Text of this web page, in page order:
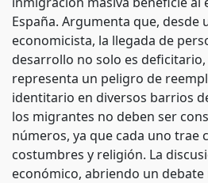
España. Argumenta que, desde
economicista, la llegada de
desarrollo no solo es
representa un peligro de
identitario en diversos barrios
los migrantes no deben ser
números, ya que cada uno trae
costumbres y religión. La
económico, abriendo un